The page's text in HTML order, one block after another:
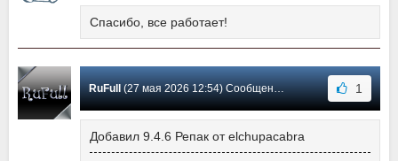
Спасибо, все работает!
RuFull (27 мая 2026 12:54) Сообщение #290 1
Добавил 9.4.6 Репак от elchupacabra